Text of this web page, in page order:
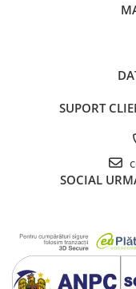
SUPORT
SOCIAL